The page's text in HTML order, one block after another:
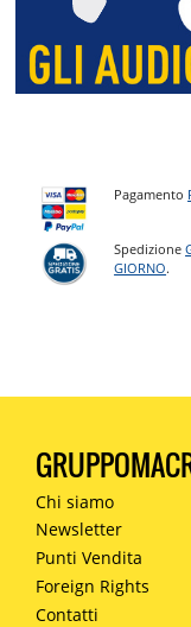
Pagamento
Spedizione
GIORNO.
Chi siamo
Newsletter
Punti Vendita
Foreign Rights
Contatti